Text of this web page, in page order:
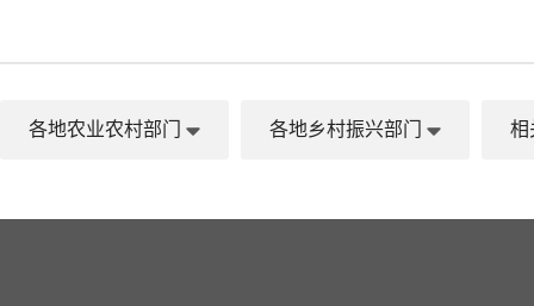
各地农业农村部门 各地乡村振兴部门 相